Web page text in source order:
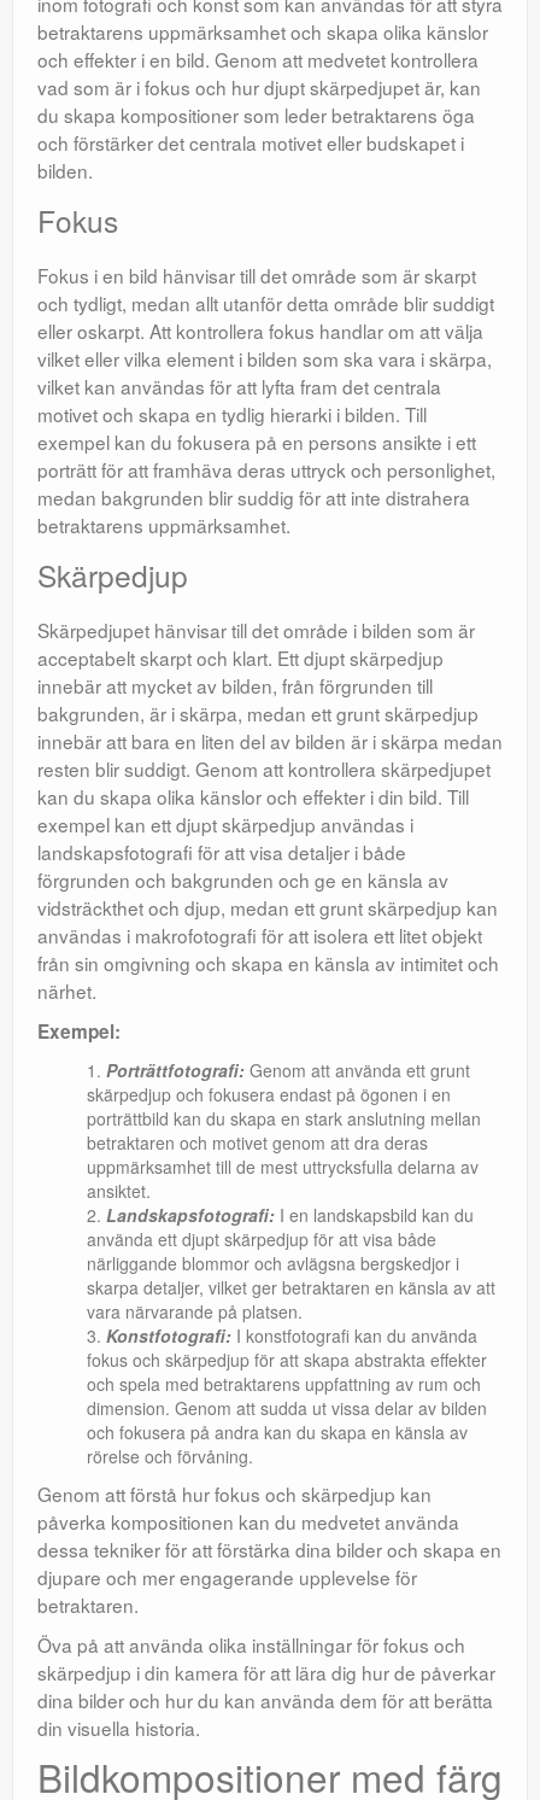
betraktarens uppmärksamhet och skapa olika känslor
och effekter i en bild. Genom att medvetet kontrollera
vad som är i fokus och hur djupt skärpedjupet är, kan
du skapa kompositioner som leder betraktarens öga
och förstärker det centrala motivet eller budskapet i
bilden.
Fokus
Fokus i en bild hänvisar till det område som är skarpt
och tydligt, medan allt utanför detta område blir suddigt
eller oskarpt. Att kontrollera fokus handlar om att välja
vilket eller vilka element i bilden som ska vara i skärpa,
vilket kan användas för att lyfta fram det centrala
motivet och skapa en tydlig hierarki i bilden. Till
exempel kan du fokusera på en persons ansikte i ett
porträtt för att framhäva deras uttryck och personlighet,
medan bakgrunden blir suddig för att inte distrahera
betraktarens uppmärksamhet.
Skärpedjup
Skärpedjupet hänvisar till det område i bilden som är
acceptabelt skarpt och klart. Ett djupt skärpedjup
innebär att mycket av bilden, från förgrunden till
bakgrunden, är i skärpa, medan ett grunt skärpedjup
innebär att bara en liten del av bilden är i skärpa medan
resten blir suddigt. Genom att kontrollera skärpedjupet
kan du skapa olika känslor och effekter i din bild. Till
exempel kan ett djupt skärpedjup användas i
landskapsfotografi för att visa detaljer i både
förgrunden och bakgrunden och ge en känsla av
vidsträckthet och djup, medan ett grunt skärpedjup kan
användas i makrofotografi för att isolera ett litet objekt
från sin omgivning och skapa en känsla av intimitet och
närhet.
Exempel:
Porträttfotografi:Genom att använda ett grunt
skärpedjup och fokusera endast på ögonen i en
porträttbild kan du skapa en stark anslutning mellan
betraktaren och motivet genom att dra deras
uppmärksamhet till de mest uttrycksfulla delarna av
ansiktet.
Landskapsfotografi:I en landskapsbild kan du
använda ett djupt skärpedjup för att visa både
närliggande blommor och avlägsna bergskedjor i
skarpa detaljer, vilket ger betraktaren en känsla av att
vara närvarande på platsen.
Konstfotografi:I konstfotografi kan du använda
fokus och skärpedjup för att skapa abstrakta effekter
och spela med betraktarens uppfattning av rum och
dimension. Genom att sudda ut vissa delar av bilden
och fokusera på andra kan du skapa en känsla av
rörelse och förvåning.
Genom att förstå hur fokus och skärpedjup kan
påverka kompositionen kan du medvetet använda
dessa tekniker för att förstärka dina bilder och skapa en
djupare och mer engagerande upplevelse för
betraktaren.
Öva på att använda olika inställningar för fokus och
skärpedjup i din kamera för att lära dig hur de påverkar
dina bilder och hur du kan använda dem för att berätta
din visuella historia.
Bildkompositioner med färg